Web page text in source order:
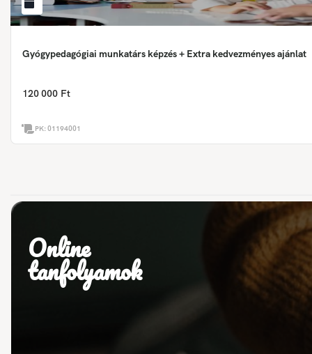
Gyógypedagógiai munkatárs képzés + Extra kedvezményes ajánlat
120 000 Ft
PK:01194001
Online
tanfolyamok